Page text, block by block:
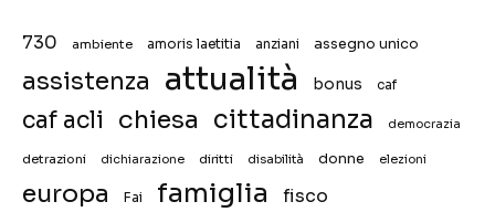
730 ambiente amoris laetitia anziani assegno unico
assistenza attualità bonus caf
caf acli chiesa cittadinanza democrazia
detrazioni dichiarazione diritti disabilità donne elezioni
europa Fai famiglia fisco